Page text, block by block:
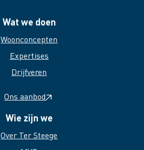
Wat we doen
Woonconcepten
Expertises
Drijfveren
Ons aanbod
Wie zijn we
Over Ter Steege